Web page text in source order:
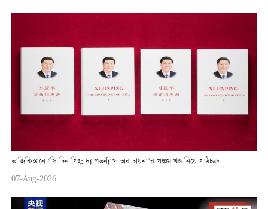
তাজিকিস্তানে ‘সি চিন পিং: দ্য গভর্ন্যান্স অব চায়না’র পঞ্চম খণ্ড নিয়ে পাঠচক্র
07-Aug-2026